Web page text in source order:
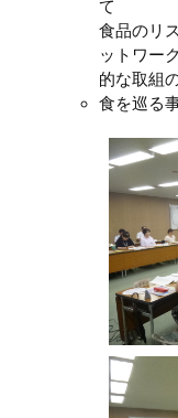
て
食品のリ
ットワー
的な取組
食を巡る